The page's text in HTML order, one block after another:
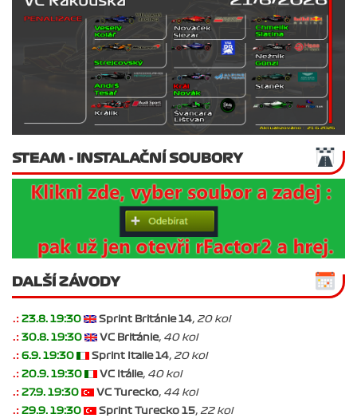
STEAM - INSTALAČNÍ SOUBORY
DALŠÍ ZÁVODY
.: 23.8. 19:30 Sprint Británie 14, 20 kol
.: 30.8. 19:30 VC Británie, 40 kol
.: 6.9. 19:30 Sprint Italie 14, 20 kol
.: 20.9. 19:30 VC Itálie, 40 kol
.: 27.9. 19:30 VC Turecko, 44 kol
.: 29.9. 19:30 Sprint Turecko 15, 22 kol